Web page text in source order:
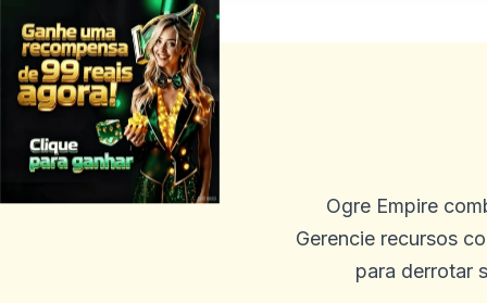
Ogre Empire
Gerencie recursos
para derrotar